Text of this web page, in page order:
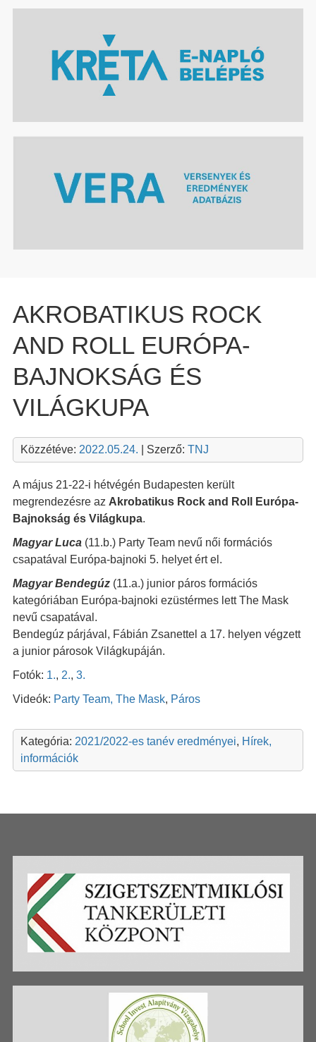
AKROBATIKUS ROCK
AND ROLL EURÓPA-
BAJNOKSÁG ÉS
VILÁGKUPA
Közzétéve: 2022.05.24. | Szerző: TNJ
A május 21-22-i hétvégén Budapesten került
megrendezésre az Akrobatikus Rock and Roll Európa-
Bajnokság és Világkupa.
Magyar Luca(11.b.) Party Team nevű női formációs
csapatával Európa-bajnoki 5. helyet ért el.
Magyar Bendegúz(11.a.) junior páros formációs
kategóriában Európa-bajnoki ezüstérmes lett The Mask
nevű csapatával.
Bendegúz párjával, Fábián Zsanettel a 17. helyen végzett
a junior párosok Világkupáján.
Fotók: 1., 2., 3.
Videók: Party Team, The Mask, Páros
Kategória: 2021/2022-es tanév eredményei, Hírek,
információk